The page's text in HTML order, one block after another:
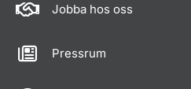
Jobba hos oss
Pressrum